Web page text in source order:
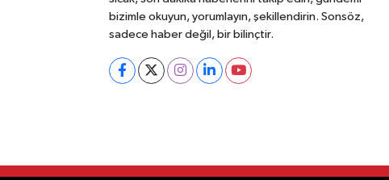
bizimle okuyun, yorumlayın, şekillendirin. Sonsöz,
sadece haber değil, bir bilinçtir.